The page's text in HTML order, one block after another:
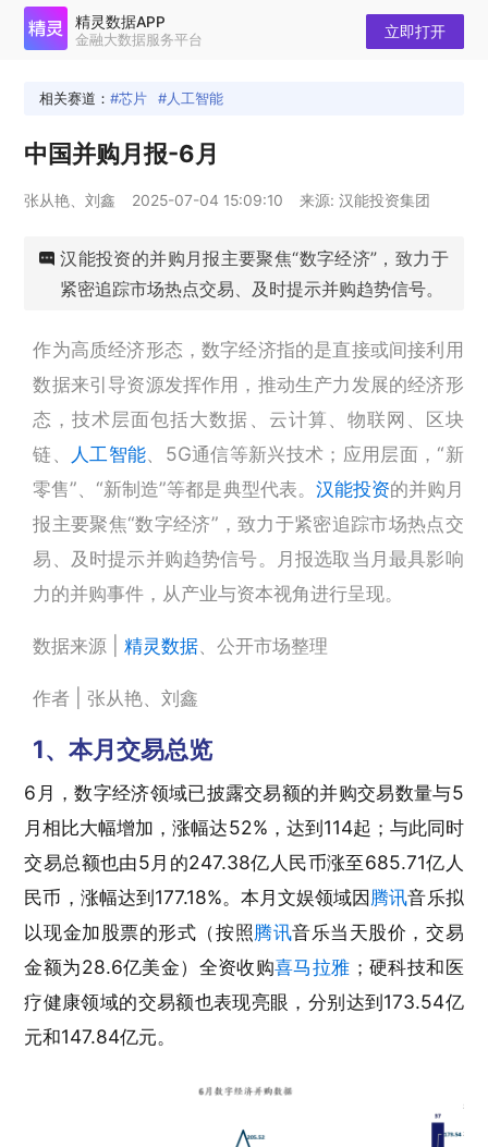
相关赛道： 芯片 人工智能
中国并购月报-6月
张从艳、刘鑫 2025-07-04 15:09:10 来源: 汉能投资集团
汉能投资的并购月报主要聚焦“数字经济”，致力于
紧密追踪市场热点交易、及时提示并购趋势信号。
作为高质经济形态，数字经济指的是直接或间接利用
数据来引导资源发挥作用，推动生产力发展的经济形
态，技术层面包括大数据、云计算、物联网、区块
链、
人工智能 、5G通信等新兴技术；应用层面，“新
零售”、“新制造”等都是典型代表。 汉能投资的并购月
报主要聚焦“数字经济”，致力于紧密追踪市场热点交
易、及时提示并购趋势信号。月报选取当月最具影响
力的并购事件，从产业与资本视角进行呈现。
数据来源 |精灵数据 、公开市场整理
作者 | 张从艳、刘鑫
1、本月交易总览
6月，数字经济领域已披露交易额的并购交易数量与5
月相比大幅增加，涨幅达52%，达到114起；与此同时
交易总额也由5月的247.38亿人民币涨至685.71亿人
民币，涨幅达到177.18%。本月文娱领域因腾讯音乐拟
以现金加股票的形式（按照腾讯音乐当天股价，交易
金额为28.6亿美金）全资收购喜马拉雅 ；硬科技和医
疗健康领域的交易额也表现亮眼，分别达到173.54亿
元和147.84亿元。
精灵数据APP
金融大数据服务平台 立即打开